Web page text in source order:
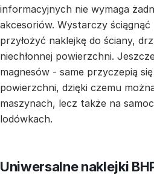
informacyjnych nie wymaga
akcesoriów. Wystarczy ściągnąć
przyłożyć naklejkę do ściany,
niechłonnej powierzchni.
magnesów - same przyczepią
powierzchni, dzięki czemu
maszynach, lecz także na
lodówkach.
Uniwersalne naklejki